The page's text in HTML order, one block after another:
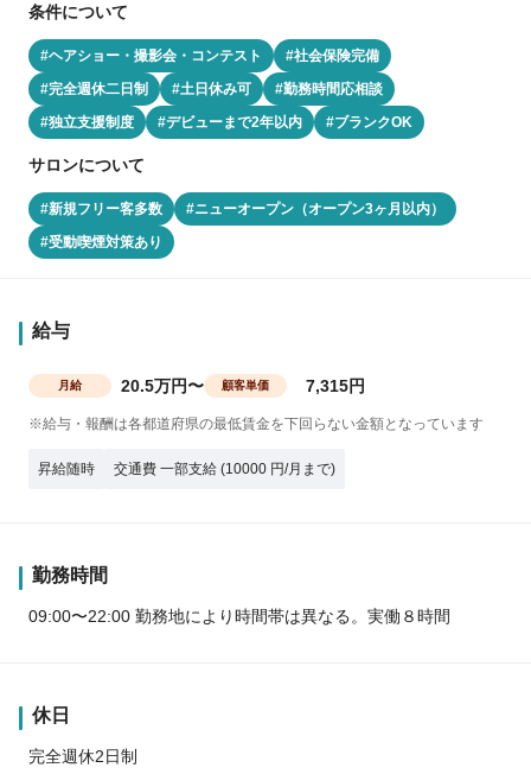
条件について
#ヘアショー・撮影会・コンテスト
#社会保険完備
#完全週休二日制
#土日休み可
#勤務時間応相談
#独立支援制度
#デビューまで2年以内 #ブランクOK
サロンについて
#新規フリー客多数
#ニューオープン（オープン3ヶ月以内）
#受動喫煙対策あり
給与
月給 20.5万円〜 顧客単価 7,315円
※給与・報酬は各都道府県の最低賃金を下回らない金額となっています
昇給随時 交通費 一部支給 (10000 円/月まで)
勤務時間
09:00〜22:00 勤務地により時間帯は異なる。実働８時間
休日
完全週休2日制